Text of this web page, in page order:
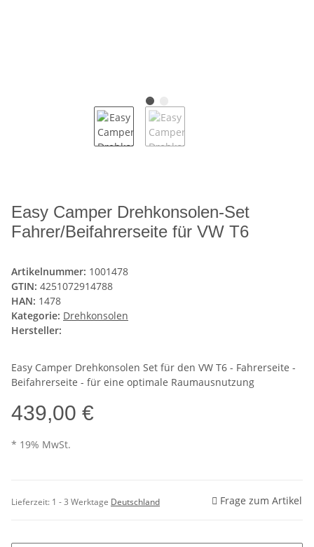
Easy Camper Drehkonsolen-Set
Fahrer/Beifahrerseite für VW T6
Artikelnummer: 1001478
GTIN: 4251072914788
HAN: 1478
Kategorie: Drehkonsolen
Hersteller:
Easy Camper Drehkonsolen Set für den VW T6 - Fahrerseite -
Beifahrerseite - für eine optimale Raumausnutzung
439,00 €
* 19% MwSt.
Lieferzeit: 1 - 3 Werktage Deutschland Frage zum Artikel